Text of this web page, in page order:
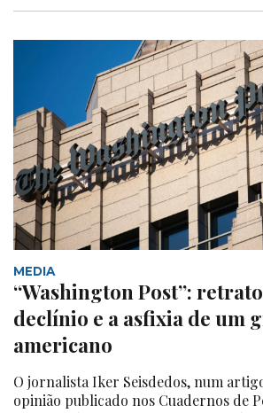
MEDIA
“Washington Post”:
declínio e a asfixia de um
americano
O jornalista Iker Seisdedos, num
opinião publicado nos Cuadernos de